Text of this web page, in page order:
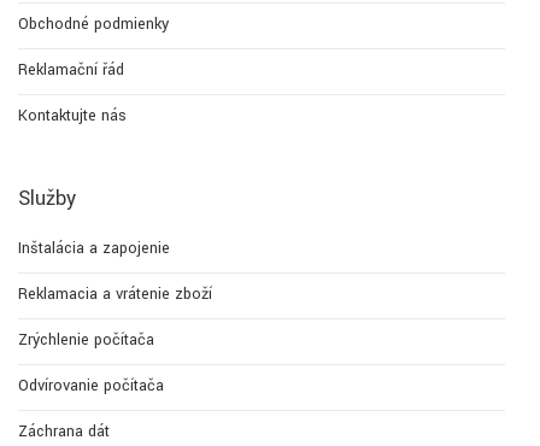
Obchodné podmienky
Reklamační řád
Kontaktujte nás
Služby
Inštalácia a zapojenie
Reklamacia a vrátenie zboží
Zrýchlenie počítača
Odvírovanie počítača
Záchrana dát